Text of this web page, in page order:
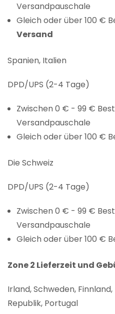
Versandpauschale
Gleich oder über 100 €
Versand
Spanien, Italien
DPD/UPS (2-4 Tage)
Zwischen 0 € - 99 €
Versandpauschale
Gleich oder über 100 €
Die Schweiz
DPD/UPS (2-4 Tage)
Zwischen 0 € - 99 €
Versandpauschale
Gleich oder über 100 €
Zone 2 Lieferzeit und
Irland, Schweden,
Republik, Portugal